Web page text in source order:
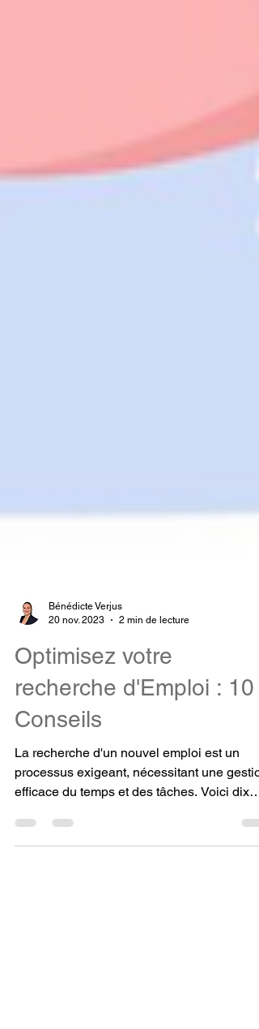
20 nov. 2023
2 min de lecture
Optimisez votre
recherche d'Emploi : 10
Conseils
La recherche d'un nouvel emploi est un
efficace du temps et des tâches. Voici dix
conseils...